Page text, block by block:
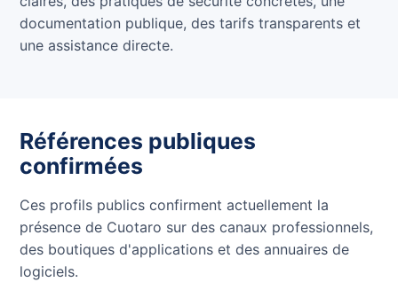
documentation publique, des tarifs transparents et
une assistance directe.
Références publiques
confirmées
Ces profils publics confirment actuellement la
présence de Cuotaro sur des canaux professionnels,
des boutiques d'applications et des annuaires de
logiciels.